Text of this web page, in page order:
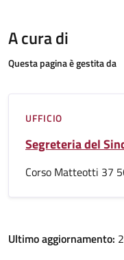
A cura di
Questa pagina è gestita da
UFFICIO
Segreteria del
Corso Matteotti 37
Ultimo aggiornamento: